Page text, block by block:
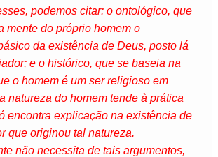
podemos citar: o ontológico, que
mente do próprio homem o
da existência de Deus, posto lá
e o histórico, que se baseia na
o homem é um ser religioso em
natureza do homem tende à prática
encontra explicação na existência de
que originou tal natureza.
não necessita de tais argumentos,